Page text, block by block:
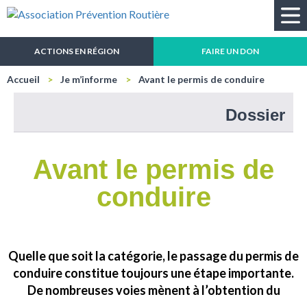
Recherche
ACTIONS EN RÉGION FAIRE UN DON
Accueil Je m’informe Avant le permis de conduire
Dossier
Avant le permis de
conduire
Quelle que soit la catégorie, le passage du permis de
conduire constitue toujours une étape importante.
De nombreuses voies mènent à l’obtention du